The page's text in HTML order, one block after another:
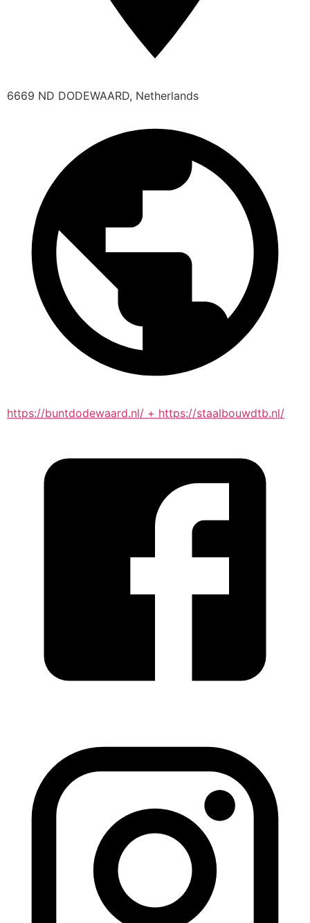
6669 ND DODEWAARD, Netherlands
https://buntdodewaard.nl/ + https://staalbouwdtb.nl/